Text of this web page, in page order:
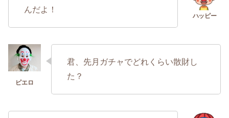
んだよ！
君、先月ガチャでどれくらい散財し
た？